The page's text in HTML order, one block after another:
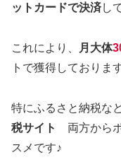
ットカードで決済し
これにより、 月大体
トで獲得しておりま
特にふるさと納税な
税サイト
両方から
スメです♪